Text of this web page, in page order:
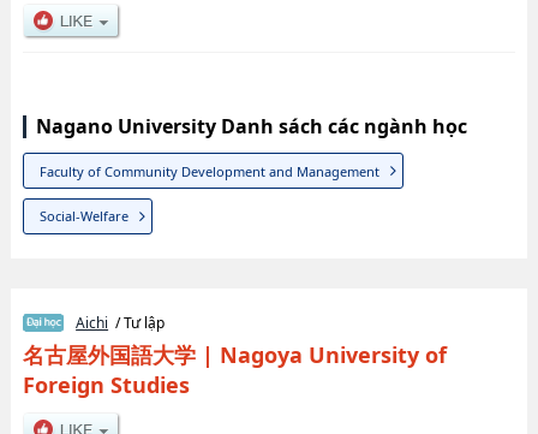
Nagano University Danh sách các ngành học
Faculty of Community Development and Management
Social-Welfare
Aichi / Tư lập
名古屋外国語大学| Nagoya University of
Foreign Studies